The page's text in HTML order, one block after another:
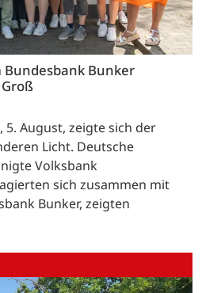
Bunker
5. August, zeigte sich der
Licht. Deutsche
Volksbank
sich zusammen mit
Bunker, zeigten